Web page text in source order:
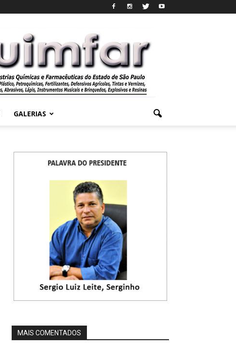
GALERIAS
MAIS COMENTADOS